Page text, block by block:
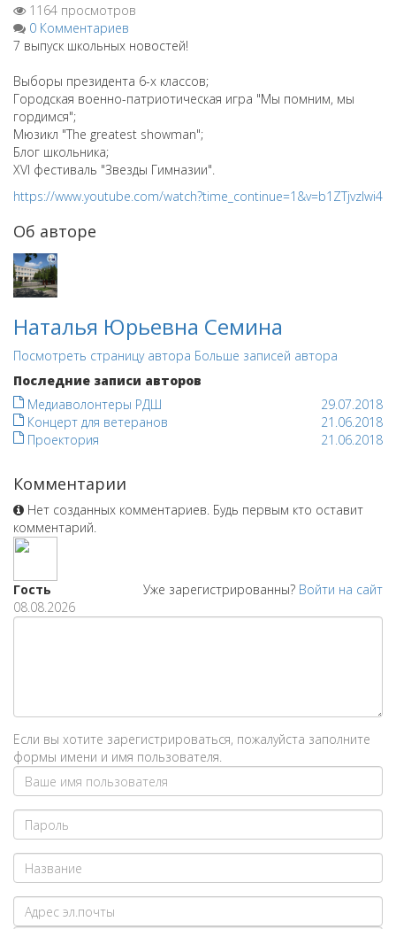
1164 просмотров
0 Комментариев
​7 выпуск школьных новостей!
Выборы президента 6-х классов;
Городская военно-патриотическая игра "Мы помним, мы
гордимся";
Мюзикл "The greatest showman";
Блог школьника;
XVI фестиваль "Звезды Гимназии".
https://www.youtube.com/watch?time_continue=1&v=b1ZTjvzIwi4
Об авторе
Наталья Юрьевна Семина
Посмотреть страницу автора Больше записей автора
Последние записи авторов
29.07.2018
Медиаволонтеры РДШ
21.06.2018
Концерт для ветеранов
21.06.2018
Проектория
Комментарии
Нет созданных комментариев. Будь первым кто оставит
комментарий.
Уже зарегистрированны? Войти на сайт
Гость
08.08.2026
Если вы хотите зарегистрироваться, пожалуйста заполните
формы имени и имя пользователя.